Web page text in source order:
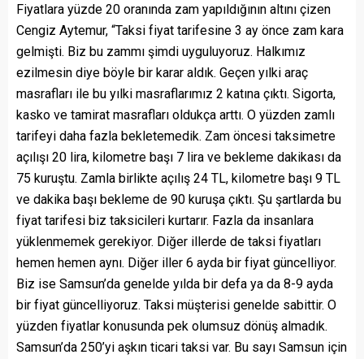
Fiyatlara yüzde 20 oranında zam yapıldığının altını çizen
Cengiz Aytemur, “Taksi fiyat tarifesine 3 ay önce zam kara
gelmişti. Biz bu zammı şimdi uyguluyoruz. Halkımız
ezilmesin diye böyle bir karar aldık. Geçen yılki araç
masrafları ile bu yılki masraflarımız 2 katına çıktı. Sigorta,
kasko ve tamirat masrafları oldukça arttı. O yüzden zamlı
tarifeyi daha fazla bekletemedik. Zam öncesi taksimetre
açılışı 20 lira, kilometre başı 7 lira ve bekleme dakikası da
75 kuruştu. Zamla birlikte açılış 24 TL, kilometre başı 9 TL
ve dakika başı bekleme de 90 kuruşa çıktı. Şu şartlarda bu
fiyat tarifesi biz taksicileri kurtarır. Fazla da insanlara
yüklenmemek gerekiyor. Diğer illerde de taksi fiyatları
hemen hemen aynı. Diğer iller 6 ayda bir fiyat güncelliyor.
Biz ise Samsun’da genelde yılda bir defa ya da 8-9 ayda
bir fiyat güncelliyoruz. Taksi müşterisi genelde sabittir. O
yüzden fiyatlar konusunda pek olumsuz dönüş almadık.
Samsun’da 250’yi aşkın ticari taksi var. Bu sayı Samsun için